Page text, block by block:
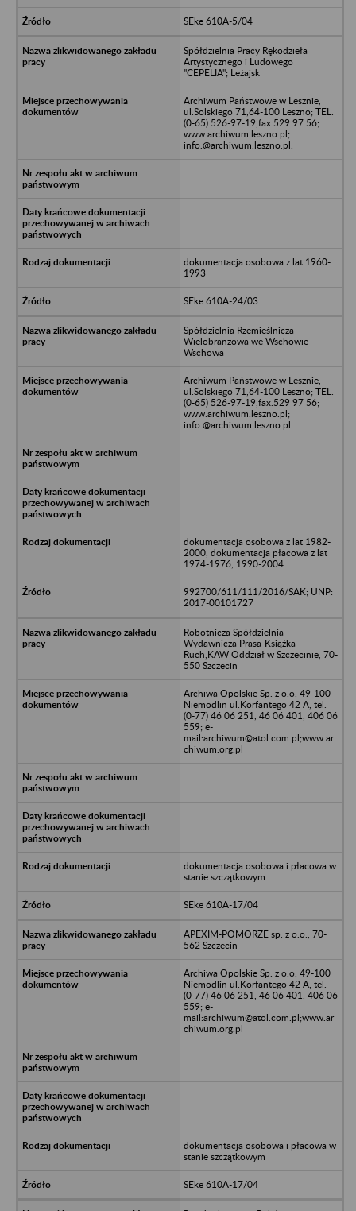
SEke 610A-5/04
Spółdzielnia Pracy Rękodzieła
Artystycznego i Ludowego
"CEPELIA"; Leżajsk
Archiwum Państwowe w Lesznie,
ul.Solskiego 71,64-100 Leszno; TEL.
(0-65) 526-97-19,fax.529 97 56;
www.archiwum.leszno.pl;
info.@archiwum.leszno.pl.
dokumentacja osobowa z lat 1960-
1993
SEke 610A-24/03
Spółdzielnia Rzemieślnicza
Wielobranżowa we Wschowie -
Wschowa
Archiwum Państwowe w Lesznie,
ul.Solskiego 71,64-100 Leszno; TEL.
(0-65) 526-97-19,fax.529 97 56;
www.archiwum.leszno.pl;
info.@archiwum.leszno.pl.
dokumentacja osobowa z lat 1982-
2000, dokumentacja płacowa z lat
1974-1976, 1990-2004
992700/611/111/2016/SAK; UNP:
2017-00101727
Robotnicza Spółdzielnia
Wydawnicza Prasa-Książka-
Ruch,KAW Oddział w Szczecinie, 70-
550 Szczecin
Archiwa Opolskie Sp. z o.o. 49-100
Niemodlin ul.Korfantego 42 A, tel.
(0-77) 46 06 251, 46 06 401, 406 06
559; e-
mail:archiwum@atol.com.pl;www.ar
chiwum.org.pl
dokumentacja osobowa i płacowa w
stanie szczątkowym
SEke 610A-17/04
APEXIM-POMORZE sp. z o.o., 70-
562 Szczecin
Archiwa Opolskie Sp. z o.o. 49-100
Niemodlin ul.Korfantego 42 A, tel.
(0-77) 46 06 251, 46 06 401, 406 06
559; e-
mail:archiwum@atol.com.pl;www.ar
chiwum.org.pl
dokumentacja osobowa i płacowa w
stanie szczątkowym
SEke 610A-17/04